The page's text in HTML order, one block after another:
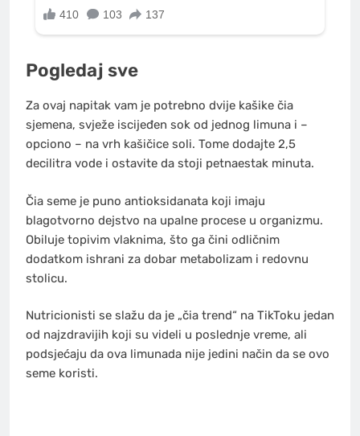
Pogledaj sve
Za ovaj napitak vam je potrebno dvije kašike čia
sjemena, svježe iscijeđen sok od jednog limuna i –
opciono – na vrh kašičice soli. Tome dodajte 2,5
decilitra vode i ostavite da stoji petnaestak minuta.
Čia seme je puno antioksidanata koji imaju
blagotvorno dejstvo na upalne procese u organizmu.
Obiluje topivim vlaknima, što ga čini odličnim
dodatkom ishrani za dobar metabolizam i redovnu
stolicu.
Nutricionisti se slažu da je „čia trend“ na TikToku jedan
od najzdravijih koji su videli u poslednje vreme, ali
podsjećaju da ova limunada nije jedini način da se ovo
seme koristi.